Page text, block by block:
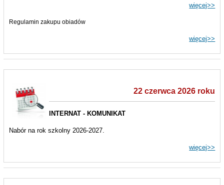
więcej>>
Regulamin zakupu obiadów
więcej>>
22 czerwca 2026 roku
INTERNAT - KOMUNIKAT
Nabór na rok szkolny 2026-2027.
więcej>>